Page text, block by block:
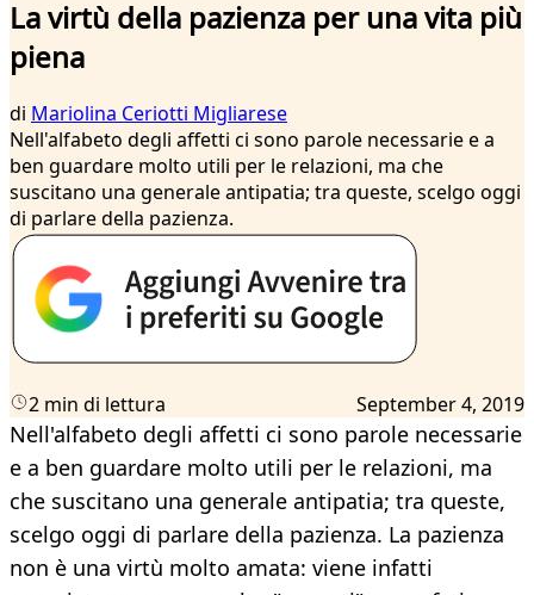
La virtù della pazienza per una vita più
piena
di Mariolina Ceriotti Migliarese
Nell'alfabeto degli affetti ci sono parole necessarie e a
ben guardare molto utili per le relazioni, ma che
suscitano una generale antipatia; tra queste, scelgo oggi
di parlare della pazienza.
2 min di lettura September 4, 2019
Nell'alfabeto degli affetti ci sono parole necessarie
e a ben guardare molto utili per le relazioni, ma
che suscitano una generale antipatia; tra queste,
scelgo oggi di parlare della pazienza. La pazienza
non è una virtù molto amata: viene infatti